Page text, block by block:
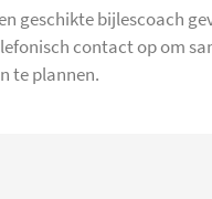
geschikte bijlescoach
contact op om
te plannen.